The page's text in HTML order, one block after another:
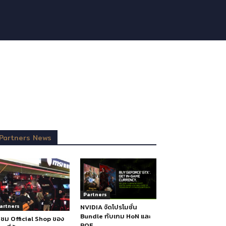
News
ม Official Shop ของ
Partners
NVIDIA จัดโปรโมชั่น
Bundle กับเกม HoN และ